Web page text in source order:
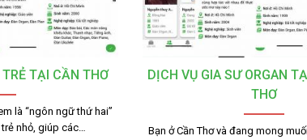
TRẺ TẠI CẦN THƠ
là “ngôn ngữ thứ hai”
nhỏ, giúp các…
DỊCH VỤ GIA SƯ ORGAN
THƠ
Bạn ở Cần Thơ và đang mong